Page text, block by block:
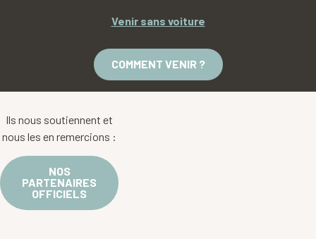
Venir sans voiture
COMMENT VENIR ?
Ils nous soutiennent et
nous les en remercions :
NOS
PARTENAIRES
OFFICIELS